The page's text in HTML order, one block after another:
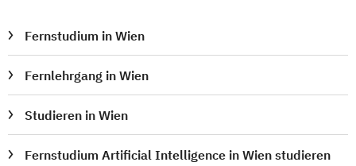
Fernstudium in Wien
Fernlehrgang in Wien
Studieren in Wien
Fernstudium Artificial Intelligence in Wien studieren